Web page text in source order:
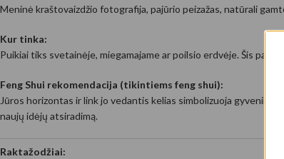
Meninė kraštovaizdžio fotografija, pajūrio peizažas, natūrali
Kur tinka:
Puikiai tiks svetainėje, miegamajame ar poilsio erdvėje. Šis
Feng Shui rekomendacija (tikintiems feng shui):
Jūros horizontas ir link jo vedantis kelias simbolizuoja
naujų idėjų atsiradimą.
Raktažodžiai: